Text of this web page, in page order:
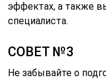
эффектах, а также
специалиста.
СОВЕТ №3
Не забывайте о